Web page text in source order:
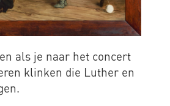
als je naar het concert
klinken die Luther en